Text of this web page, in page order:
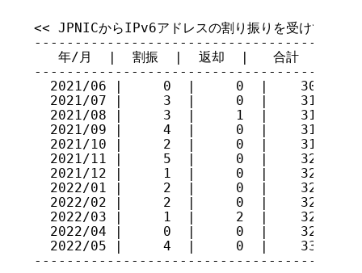
<< JPNICからIPv6アドレスの割り振りを受けている
   年/月  |  割振  |  返却  |   合計
  2021/06 |     0  |     0  |    308
  2021/07 |     3  |     0  |    311
  2021/08 |     3  |     1  |    313
  2021/09 |     4  |     0  |    317
  2021/10 |     2  |     0  |    319
  2021/11 |     5  |     0  |    324
  2021/12 |     1  |     0  |    325
  2022/01 |     2  |     0  |    327
  2022/02 |     2  |     0  |    329
  2022/03 |     1  |     2  |    328
  2022/04 |     0  |     0  |    328
  2022/05 |     4  |     0  |    332